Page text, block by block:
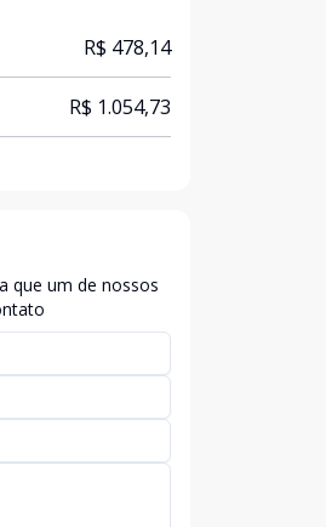
R$ 478,14
R$ 1.054,73
que um de nossos